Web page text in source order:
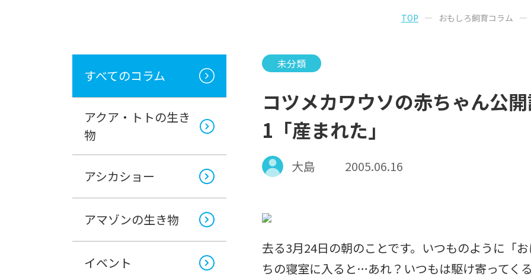
TOP おもしろ飼育コラム
すべてのコラム
アクア・トトの生き
物
アシカショー
アマゾンの生き物
イベント
未分類
コツメカワウソの赤ちゃん公
1「産まれた」
大島 2005.06.16
去る3月24日の朝のことです。いつものように「
ちの寝室に入ると…あれ？いつもは駆け寄ってく